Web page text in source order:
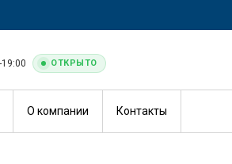
ОТКРЫТО
О компании Контакты